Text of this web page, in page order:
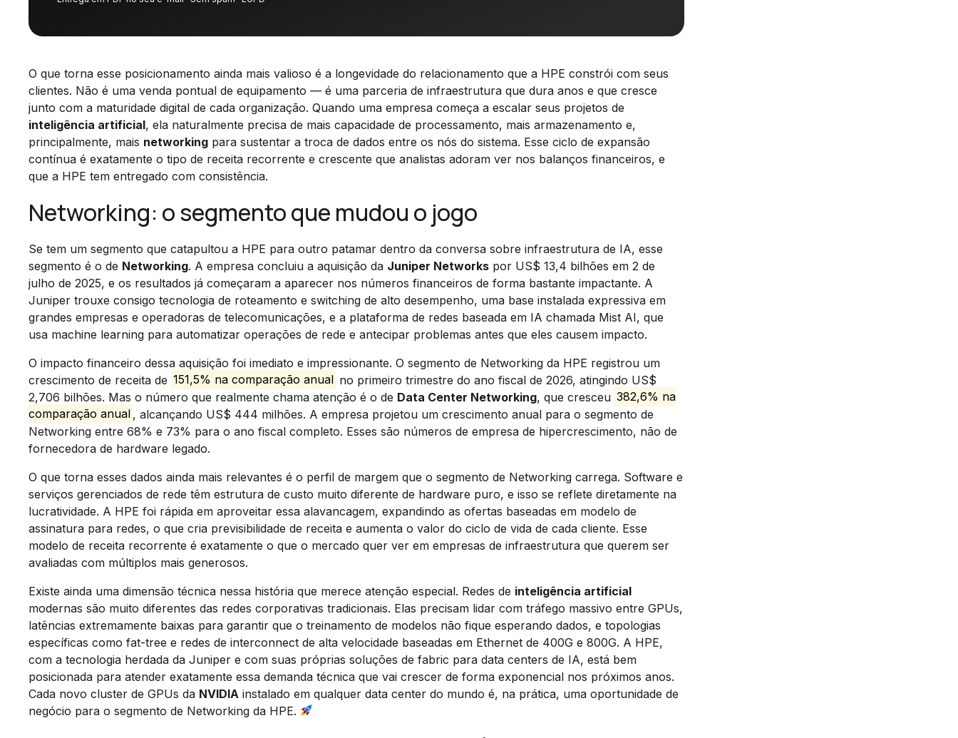
O que torna esse posicionamento ainda mais valioso é a longevidade do relacionamento que a HPE constrói com seus
clientes. Não é uma venda pontual de equipamento — é uma parceria de infraestrutura que dura anos e que cresce
junto com a maturidade digital de cada organização. Quando uma empresa começa a escalar seus projetos de
inteligência artificial, ela naturalmente precisa de mais capacidade de processamento, mais armazenamento e,
principalmente, mais networking para sustentar a troca de dados entre os nós do sistema. Esse ciclo de expansão
contínua é exatamente o tipo de receita recorrente e crescente que analistas adoram ver nos balanços financeiros, e
que a HPE tem entregado com consistência.
Networking: o segmento que mudou o jogo
Se tem um segmento que catapultou a HPE para outro patamar dentro da conversa sobre infraestrutura de IA, esse
segmento é o de Networking. A empresa concluiu a aquisição da Juniper Networks por US$ 13,4 bilhões em 2 de
julho de 2025, e os resultados já começaram a aparecer nos números financeiros de forma bastante impactante. A
Juniper trouxe consigo tecnologia de roteamento e switching de alto desempenho, uma base instalada expressiva em
grandes empresas e operadoras de telecomunicações, e a plataforma de redes baseada em IA chamada Mist AI, que
usa machine learning para automatizar operações de rede e antecipar problemas antes que eles causem impacto.
O impacto financeiro dessa aquisição foi imediato e impressionante. O segmento de Networking da HPE registrou um
crescimento de receita de 151,5% na comparação anual no primeiro trimestre do ano fiscal de 2026, atingindo US$
2,706 bilhões. Mas o número que realmente chama atenção é o de Data Center Networking, que cresceu 382,6% na
comparação anual , alcançando US$ 444 milhões. A empresa projetou um crescimento anual para o segmento de
Networking entre 68% e 73% para o ano fiscal completo. Esses são números de empresa de hipercrescimento, não de
fornecedora de hardware legado.
O que torna esses dados ainda mais relevantes é o perfil de margem que o segmento de Networking carrega. Software e
serviços gerenciados de rede têm estrutura de custo muito diferente de hardware puro, e isso se reflete diretamente na
lucratividade. A HPE foi rápida em aproveitar essa alavancagem, expandindo as ofertas baseadas em modelo de
assinatura para redes, o que cria previsibilidade de receita e aumenta o valor do ciclo de vida de cada cliente. Esse
modelo de receita recorrente é exatamente o que o mercado quer ver em empresas de infraestrutura que querem ser
avaliadas com múltiplos mais generosos.
Existe ainda uma dimensão técnica nessa história que merece atenção especial. Redes de inteligência artificial
modernas são muito diferentes das redes corporativas tradicionais. Elas precisam lidar com tráfego massivo entre GPUs,
latências extremamente baixas para garantir que o treinamento de modelos não fique esperando dados, e topologias
específicas como fat-tree e redes de interconnect de alta velocidade baseadas em Ethernet de 400G e 800G. A HPE,
com a tecnologia herdada da Juniper e com suas próprias soluções de fabric para data centers de IA, está bem
posicionada para atender exatamente essa demanda técnica que vai crescer de forma exponencial nos próximos anos.
Cada novo cluster de GPUs da NVIDIA instalado em qualquer data center do mundo é, na prática, uma oportunidade de
negócio para o segmento de Networking da HPE.